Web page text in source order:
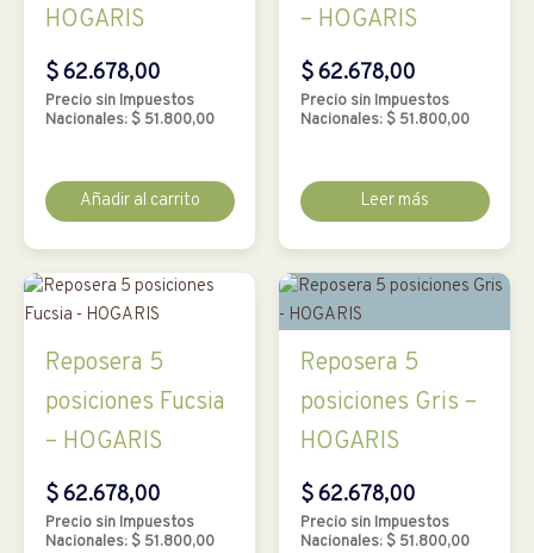
HOGARIS
$62.678,00
Precio sin Impuestos
Nacionales: $51.800,00
Añadir al carrito
– HOGARIS
$62.678,00
Precio sin Impuestos
Nacionales: $51.800,00
Leer más
Reposera 5
posiciones Fucsia
– HOGARIS
$62.678,00
Precio sin Impuestos
Nacionales: $51.800,00
Reposera 5
posiciones Gris –
HOGARIS
$62.678,00
Precio sin Impuestos
Nacionales: $51.800,00